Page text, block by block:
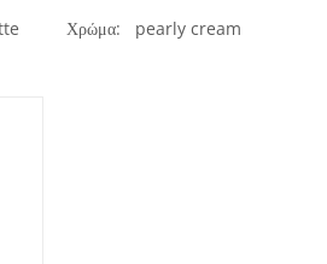
Χρώμα: pearly cream